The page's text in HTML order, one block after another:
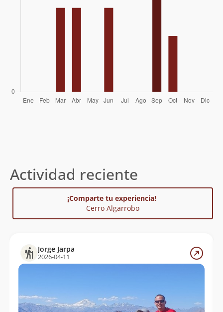
Actividad reciente
¡Comparte tu experiencia!
Cerro Algarrobo
Jorge Jarpa
2026-04-11